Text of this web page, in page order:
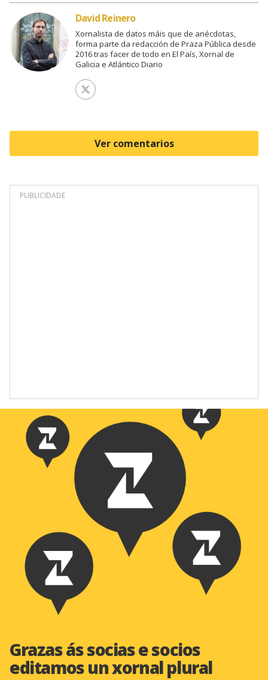
David Reinero
Xornalista de datos máis que de anécdotas,
forma parte da redacción de Praza Pública desde
2016 tras facer de todo en El País, Xornal de
Galicia e Atlántico Diario
Ver perfil de Twitter
Ver comentarios
PUBLICIDADE
Grazas ás socias e socios
editamos un xornal plural